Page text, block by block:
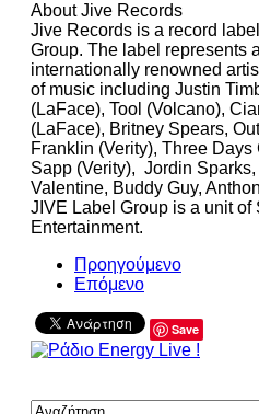
About Jive Records
Jive Records is a record
Group. The label represents
internationally renowned
of music including Justin
(LaFace), Tool (Volcano),
(LaFace), Britney Spears,
Franklin (Verity), Three Days
Sapp (Verity), Jordin
Valentine, Buddy Guy,
JIVE Label Group is a unit of
Entertainment.
Προηγούμενο
Επόμενο
Save